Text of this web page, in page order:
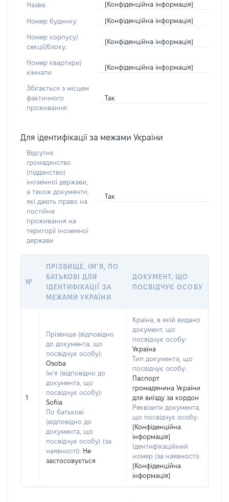
Назва: [Конфіденційна інформація]
Номер будинку: [Конфіденційна інформація]
Номер корпусу/
секції/блоку:
[Конфіденційна інформація]
Номер квартири/
кімнати:
[Конфіденційна інформація]
Збігається з місцем
фактичного
проживання:
Так
Для ідентифікації за межами України
Відсутнє
громадянство
(підданство)
іноземної держави,
а також документи,
які дають право на
постійне
проживання на
території іноземної
держави
Так
№
ПРІЗВИЩЕ, ІМ’Я, ПО
БАТЬКОВІ ДЛЯ
ІДЕНТИФІКАЦІЇ ЗА
МЕЖАМИ УКРАЇНИ
ДОКУМЕНТ, ЩО
ПОСВІДЧУЄ ОСОБУ
1
Прізвище (відповідно
до документа, що
посвідчує особу):
Osoba
Ім’я (відповідно до
документа, що
посвідчує особу):
Sofiia
По батькові
(відповідно до
документа, що
посвідчує особу) (за
наявності): Не
застосовується
Країна, в якій видано
документ, що
посвідчує особу:
Україна
Тип документа, що
посвідчує особу:
Паспорт
громадянина України
для виїзду за кордон
Реквізити документа,
що посвідчує особу:
[Конфіденційна
інформація]
Ідентифікаційний
номер (за наявності):
[Конфіденційна
інформація]